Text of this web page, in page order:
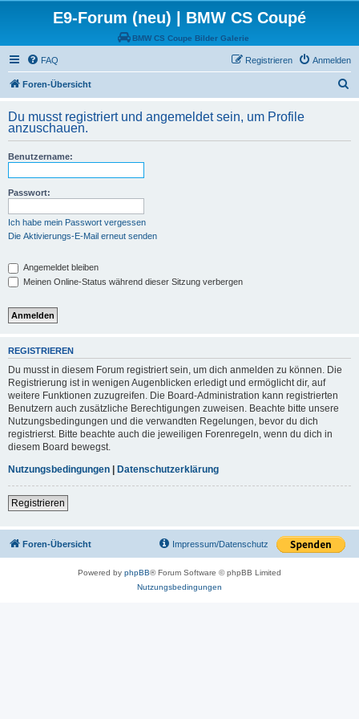
E9-Forum (neu) | BMW CS Coupé
BMW CS Coupe Bilder Galerie
FAQ Anmelden
Registrieren
Foren-Übersicht
h
Du musst registriert und angemeldet sein, um Profile
anzuschauen.
Benutzername:
Passwort:
Ich habe mein Passwort vergessen
Die Aktivierungs-E-Mail erneut senden
Angemeldet bleiben
Meinen Online-Status während dieser Sitzung verbergen
REGISTRIEREN
Du musst in diesem Forum registriert sein, um dich anmelden zu können. Die
Registrierung ist in wenigen Augenblicken erledigt und ermöglicht dir, auf
weitere Funktionen zuzugreifen. Die Board-Administration kann registrierten
Benutzern auch zusätzliche Berechtigungen zuweisen. Beachte bitte unsere
Nutzungsbedingungen und die verwandten Regelungen, bevor du dich
registrierst. Bitte beachte auch die jeweiligen Forenregeln, wenn du dich in
diesem Board bewegst.
Nutzungsbedingungen | Datenschutzerklärung
Registrieren
Foren-Übersicht Impressum/Datenschutz
Powered by phpBB® Forum Software © phpBB Limited
Nutzungsbedingungen